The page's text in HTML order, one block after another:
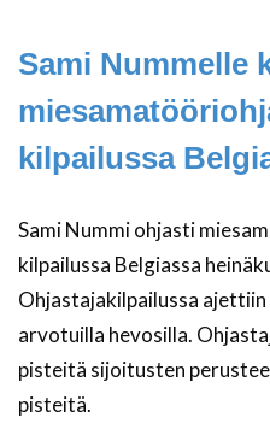
Sami Nummelle
kilpailussa
Sami Nummi ohjasti
kilpailussa Belgiassa
Ohjastajakilpailussa
arvotuilla hevosilla.
pisteitä sijoitusten
pisteitä.